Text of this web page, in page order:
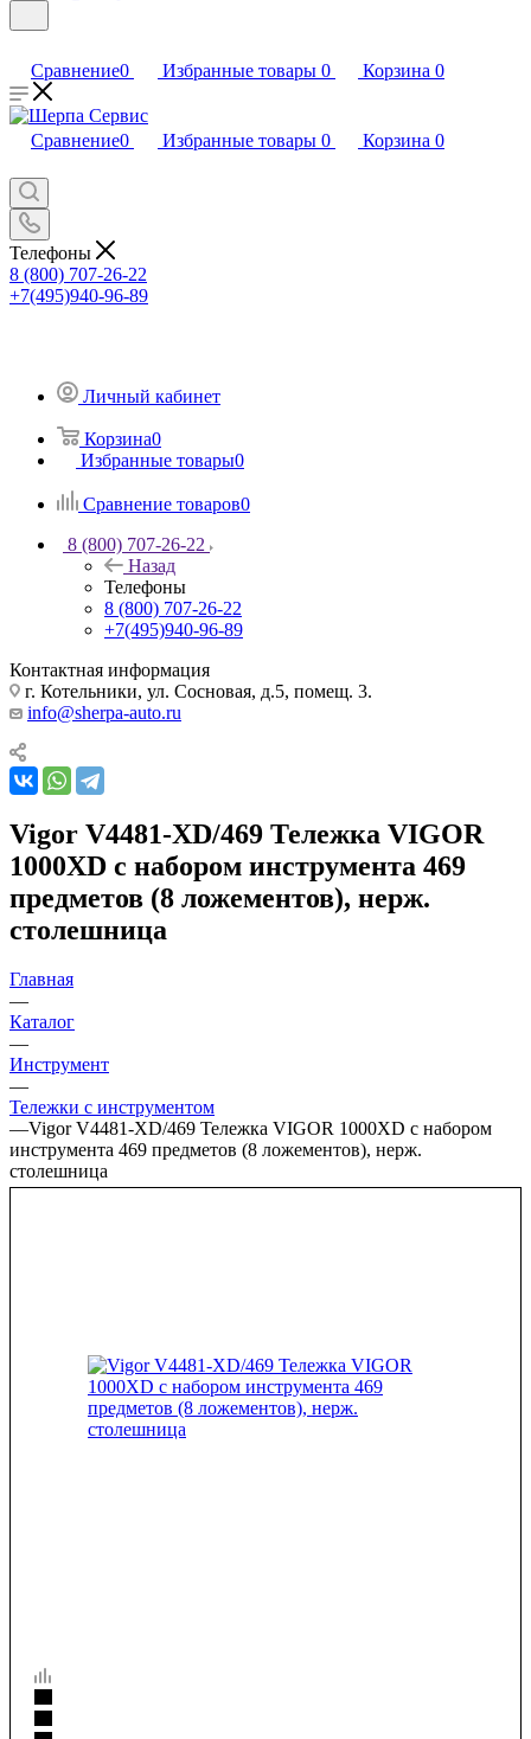
Сравнение0 Избранные товары 0 Корзина 0
Сравнение0 Избранные товары 0 Корзина 0
Телефоны
8 (800) 707-26-22
+7(495)940-96-89
Личный кабинет
Корзина0
Избранные товары0
Сравнение товаров0
8 (800) 707-26-22
Назад
Телефоны
8 (800) 707-26-22
+7(495)940-96-89
Контактная информация
г. Котельники, ул. Сосновая, д.5, помещ. 3.
info@sherpa-auto.ru
Vigor V4481-XD/469 Тележка VIGOR
1000XD с набором инструмента 469
предметов (8 ложементов), нерж.
столешница
Главная
—
Каталог
—
Инструмент
—
Тележки с инструментом
—Vigor V4481-XD/469 Тележка VIGOR 1000XD с набором
инструмента 469 предметов (8 ложементов), нерж.
столешница